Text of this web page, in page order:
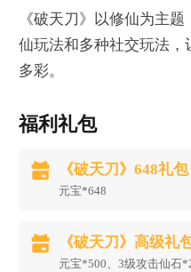
《破天刀》以修仙为主
仙玩法和多种社交玩法，
多彩。
福利礼包
《破天刀》648礼包
元宝*648
《破天刀》高级礼